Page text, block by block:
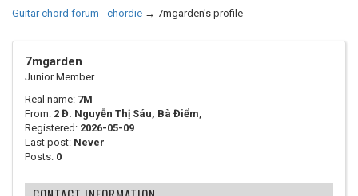
Guitar chord forum - chordie → 7mgarden's profile
7mgarden
Junior Member
Real name: 7M
From: 2 Đ. Nguyễn Thị Sáu, Bà Điểm,
Registered: 2026-05-09
Last post: Never
Posts: 0